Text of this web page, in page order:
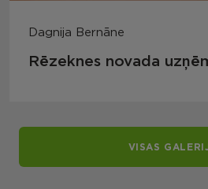
Dagnija Bernāne
Rēzeknes novada
VISAS